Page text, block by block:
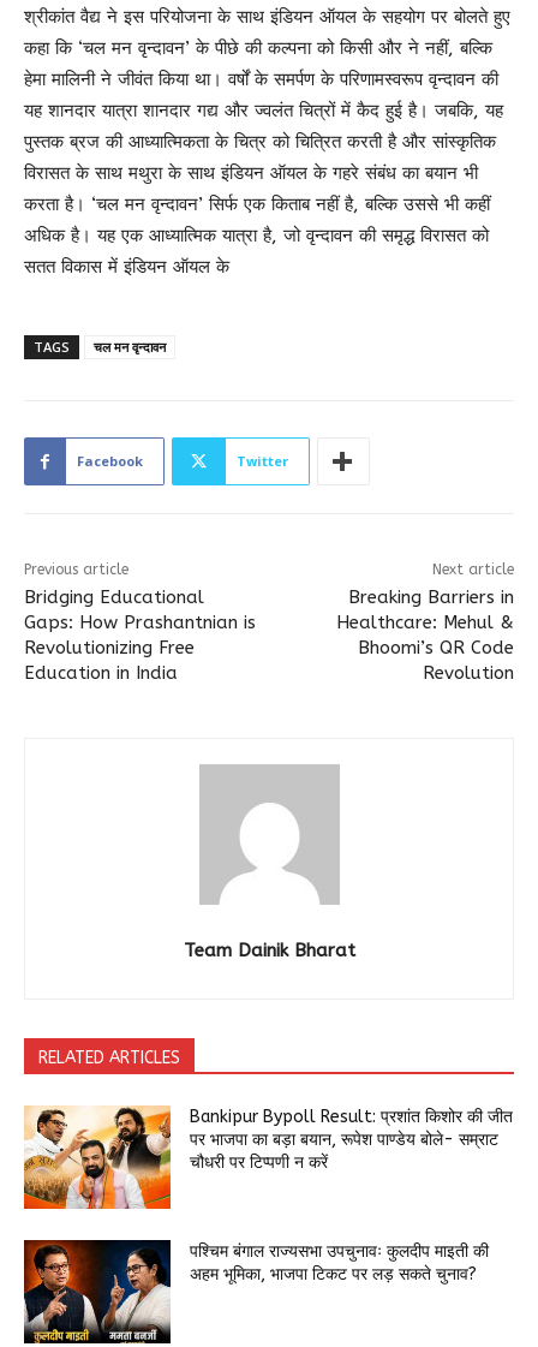
श्रीकांत वैद्य ने इस परियोजना के साथ इंडियन ऑयल के सहयोग पर बोलते हुए
कहा कि ‘चल मन वृन्दावन’ के पीछे की कल्पना को किसी और ने नहीं, बल्कि
हेमा मालिनी ने जीवंत किया था। वर्षों के समर्पण के परिणामस्वरूप वृन्दावन की
यह शानदार यात्रा शानदार गद्य और ज्वलंत चित्रों में कैद हुई है। जबकि, यह
पुस्तक ब्रज की आध्यात्मिकता के चित्र को चित्रित करती है और सांस्कृतिक
विरासत के साथ मथुरा के साथ इंडियन ऑयल के गहरे संबंध का बयान भी
करता है। ‘चल मन वृन्दावन’ सिर्फ एक किताब नहीं है, बल्कि उससे भी कहीं
अधिक है। यह एक आध्यात्मिक यात्रा है, जो वृन्दावन की समृद्ध विरासत को
सतत विकास में इंडियन ऑयल के
TAGS चल मन वृन्दावन
Facebook Twitter
Previous article
Bridging Educational
Gaps: How Prashantnian is
Revolutionizing Free
Education in India
Next article
Breaking Barriers in
Healthcare: Mehul &
Bhoomi’s QR Code
Revolution
Team Dainik Bharat
RELATED ARTICLES
Bankipur Bypoll Result: प्रशांत किशोर की जीत
पर भाजपा का बड़ा बयान, रूपेश पाण्डेय बोले- सम्राट
चौधरी पर टिप्पणी न करें
पश्चिम बंगाल राज्यसभा उपचुनावः कुलदीप माइती की
अहम भूमिका, भाजपा टिकट पर लड़ सकते चुनाव?